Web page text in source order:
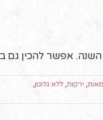
אפשר להכין גם
, ירקות, ללא גלוטן,